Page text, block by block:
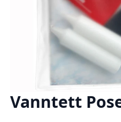
Vanntett